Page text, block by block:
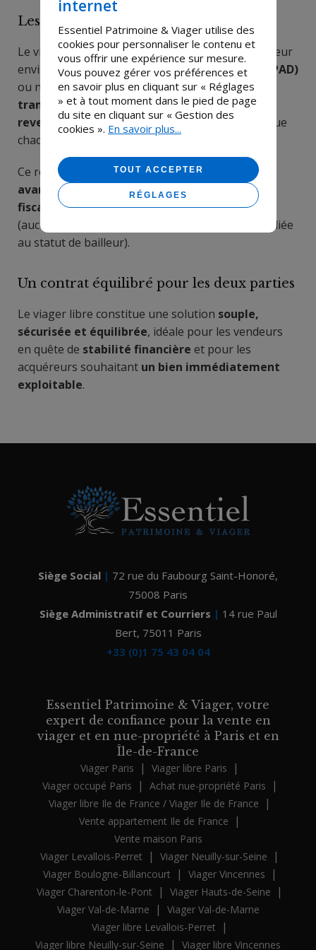
Les avantages pour le vendeur
Le viager libre est souvent choisi lorsque le vendeur
envisage un départ en maison de retraite (EHPAD)
ou ne réside plus dans le logement. Il permet de
transformer son patrimoine immobilier en
revenus réguliers, grâce à la rente viagère perçue
chaque mois.
Ce revenu complémentaire est souvent
avantageux qu’un loyer, tout en offrant une
fiscalité plus douceetmoins de contraintes
(aucune gestion locative, aucune charge ou taxe liée
au statut de bailleur).
Un contrat équilibré pour les deux parties
Le viager libre constitue une solution souple,
sécurisée et équilibrée, idéale pour les vendeurs
en quête de stabilité financière et pour les
acquéreurs souhaitant un bien immédiatement
exploitable.
Siège Social | 72 rue du Faubourg Saint-Honoré,
75008 Paris
Siège Administratif et Courriers | 14 rue Paul
Bert, 75011 Paris
+33 (0)1 75 43 04 04
Essentiel Patrimoine & Viager, votre
expert de confiance pour la vente en
viager et en nue-propriété à Paris et en
Île-de-France
Viager Paris | Viager libre Paris |
Viager occupé Paris | Achat nue-propriété Paris |
Viager libre Ile de France / Viager Ile de France |
Vente appartement Ile de France |
Vente maison Paris
Viager Levallois-Perret
| Viager Neuilly-sur-Seine |
Viager Boulogne-Billancourt | Viager Vincennes |
Viager Charenton-le-Pont | Viager Hauts-de-Seine |
Viager Val-de-Marne |
Viager Val-de-Marne
Viager libre Levallois-Perret
|
Viager libre Neuilly-sur-Seine | Viager libre Vincennes
internet
Essentiel Patrimoine & Viager utilise des
cookies pour personnaliser le contenu et
vous offrir une expérience sur mesure.
Vous pouvez gérer vos préférences et
en savoir plus en cliquant sur « Réglages
» et à tout moment dans le pied de page
du site en cliquant sur « Gestion des
cookies ». En savoir plus...
TOUT ACCEPTER
RÉGLAGES